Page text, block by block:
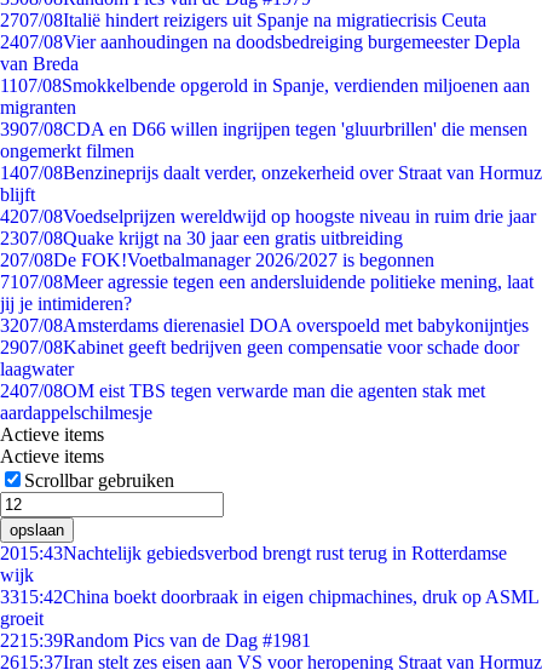
2707/08Italië hindert reizigers uit Spanje na migratiecrisis Ceuta
2407/08Vier aanhoudingen na doodsbedreiging burgemeester Depla
van Breda
1107/08Smokkelbende opgerold in Spanje, verdienden miljoenen aan
migranten
3907/08CDA en D66 willen ingrijpen tegen 'gluurbrillen' die mensen
ongemerkt filmen
1407/08Benzineprijs daalt verder, onzekerheid over Straat van Hormuz
blijft
4207/08Voedselprijzen wereldwijd op hoogste niveau in ruim drie jaar
2307/08Quake krijgt na 30 jaar een gratis uitbreiding
207/08De FOK!Voetbalmanager 2026/2027 is begonnen
7107/08Meer agressie tegen een andersluidende politieke mening, laat
jij je intimideren?
3207/08Amsterdams dierenasiel DOA overspoeld met babykonijntjes
2907/08Kabinet geeft bedrijven geen compensatie voor schade door
laagwater
2407/08OM eist TBS tegen verwarde man die agenten stak met
aardappelschilmesje
Actieve items
Actieve items
Scrollbar gebruiken
opslaan
2015:43Nachtelijk gebiedsverbod brengt rust terug in Rotterdamse
wijk
3315:42China boekt doorbraak in eigen chipmachines, druk op ASML
groeit
2215:39Random Pics van de Dag #1981
2615:37Iran stelt zes eisen aan VS voor heropening Straat van Hormuz